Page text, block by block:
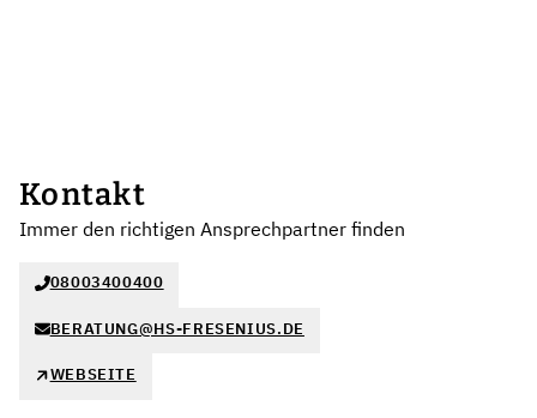
Kontakt
Immer den richtigen Ansprechpartner finden
08003400400
BERATUNG@HS-FRESENIUS.DE
WEBSEITE